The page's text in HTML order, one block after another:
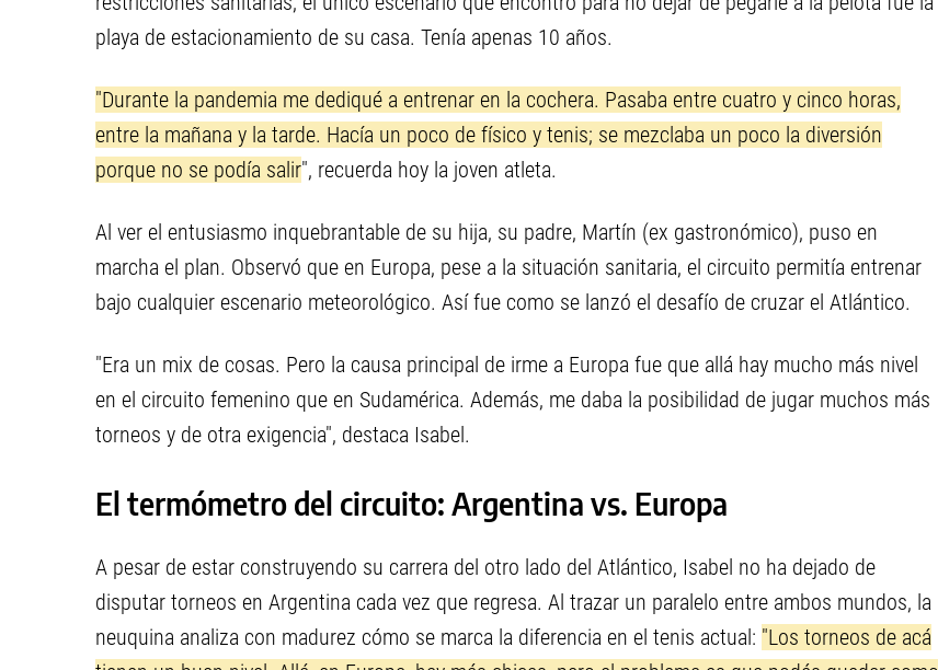
playa de estacionamiento de su casa. Tenía apenas 10 años.
"Durante la pandemia me dediqué a entrenar en la cochera. Pasaba entre cuatro y cinco horas,
entre la mañana y la tarde. Hacía un poco de físico y tenis; se mezclaba un poco la diversión
porque no se podía salir", recuerda hoy la joven atleta.
Al ver el entusiasmo inquebrantable de su hija, su padre, Martín (ex gastronómico), puso en
marcha el plan. Observó que en Europa, pese a la situación sanitaria, el circuito permitía entrenar
bajo cualquier escenario meteorológico. Así fue como se lanzó el desafío de cruzar el Atlántico.
"Era un mix de cosas. Pero la causa principal de irme a Europa fue que allá hay mucho más nivel
en el circuito femenino que en Sudamérica. Además, me daba la posibilidad de jugar muchos más
torneos y de otra exigencia", destaca Isabel.
El termómetro del circuito: Argentina vs. Europa
A pesar de estar construyendo su carrera del otro lado del Atlántico, Isabel no ha dejado de
disputar torneos en Argentina cada vez que regresa. Al trazar un paralelo entre ambos mundos, la
neuquina analiza con madurez cómo se marca la diferencia en el tenis actual: "Los torneos de acá